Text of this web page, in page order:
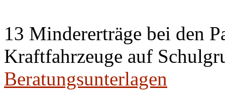
13 Mindererträge bei den
Kraftfahrzeuge auf
Beratungsunterlagen